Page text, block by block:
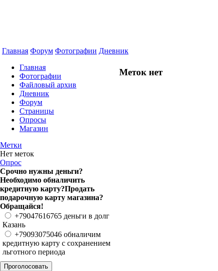
Главная Форум Фотографии Дневник
Главная
Фотографии
Файловый архив
Дневник
Форум
Страницы
Опросы
Магазин
Метки
Нет меток
Опрос
Срочно нужны деньги?
Необходимо обналичить
кредитную карту?Продать
подарочную карту магазина?
Обращайся!
+79047616765 деньги в долг
Казань
+79093075046 обналичим
кредитную карту с сохранением
льготного периода
Меток нет